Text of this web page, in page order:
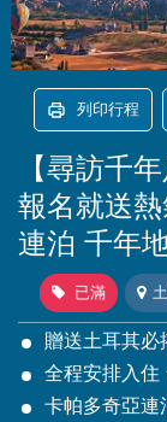
列印行程
【尋訪千
報名就送
連泊 千年
已滿
贈送土耳其必
全程安排入
卡帕多奇亞連